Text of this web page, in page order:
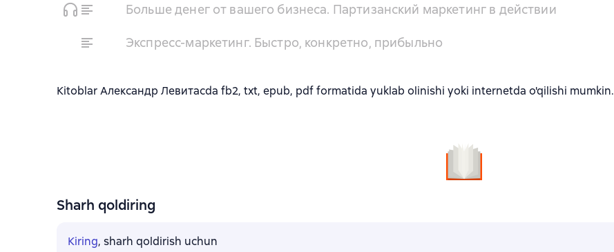
Больше денег от вашего бизнеса. Партизанский маркетинг в действии
Экспресс-маркетинг. Быстро, конкретно, прибыльно
Kitoblar Александр Левитасda fb2, txt, epub, pdf formatida yuklab olinishi yoki internetda o'qilishi mumkin.
Sharh qoldiring
Kiring, sharh qoldirish uchun